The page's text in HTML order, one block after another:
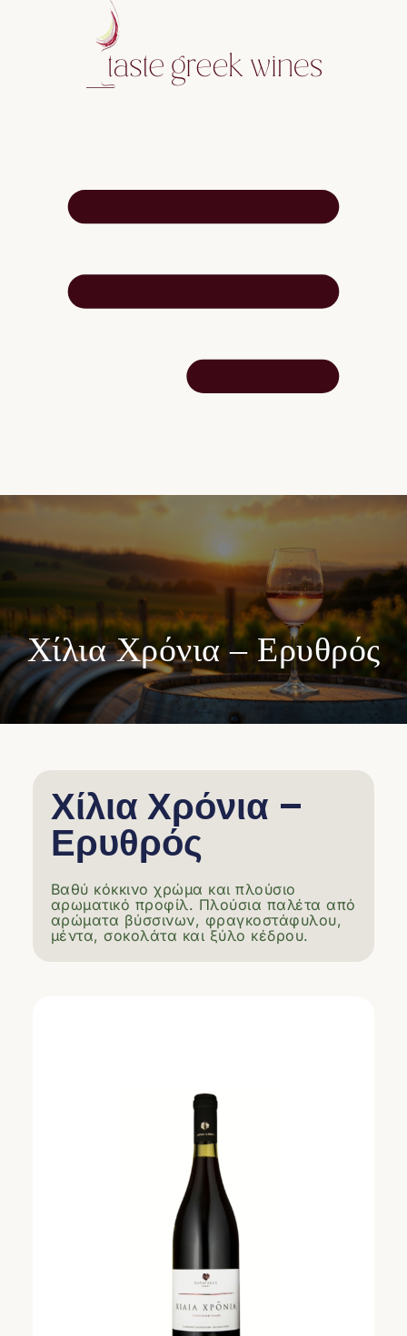
Χίλια Χρόνια – Ερυθρός
Χίλια Χρόνια –
Ερυθρός
Βαθύ κόκκινο χρώμα και πλούσιο
αρωματικό προφίλ. Πλούσια παλέτα από
αρώματα βύσσινων, φραγκοστάφυλου,
μέντα, σοκολάτα και ξύλο κέδρου.